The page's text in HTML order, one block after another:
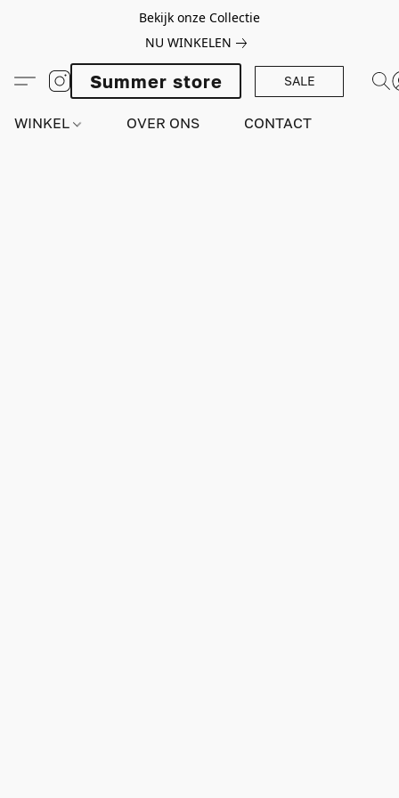
Bekijk onze Collectie
NU WINKELEN
Summer store SALE
WINKEL OVER ONS CONTACT